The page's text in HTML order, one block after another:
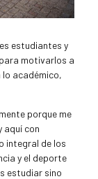
estudiantes y
motivarlos a
lo académico,
porque me
aquí con
integral de los
y el deporte
estudiar sino